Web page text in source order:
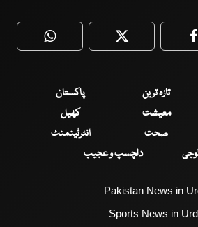
WhatsApp Twitter
تازہ ترین
پاکستان
معیشت
کھیل
صحت
انٹرٹینمنٹ
دلچسپ و عجیب
Pakistan News in
Sports News in